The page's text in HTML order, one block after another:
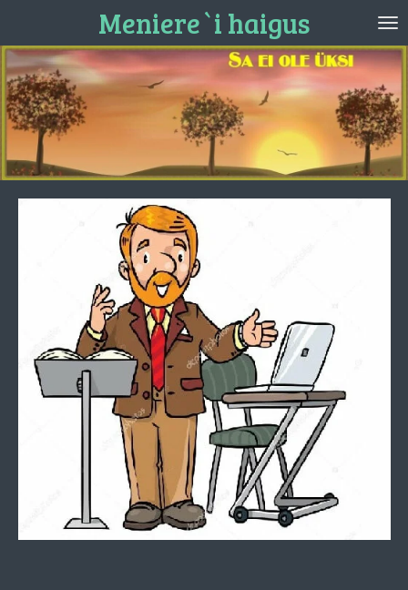
main
content
Meniere`i haigus